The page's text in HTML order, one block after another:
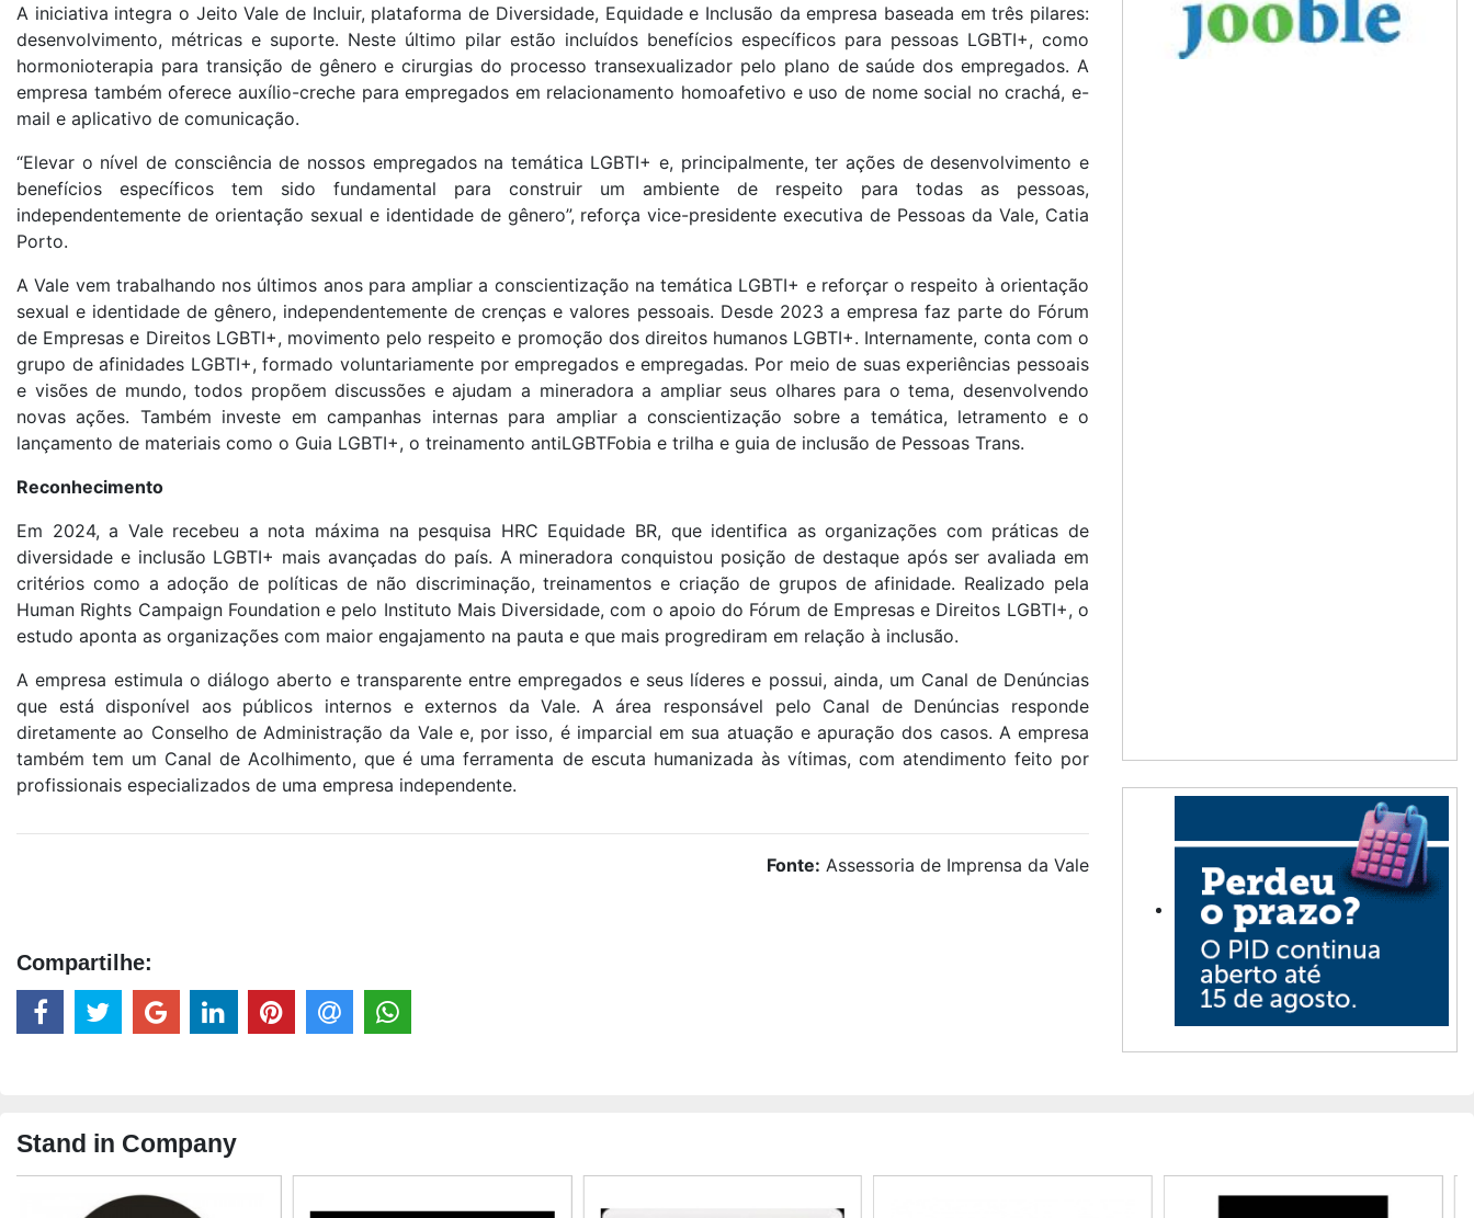
A iniciativa integra o Jeito Vale de Incluir, plataforma de Diversidade, Equidade e Inclusão da empresa baseada em três pilares:
desenvolvimento, métricas e suporte. Neste último pilar estão incluídos benefícios específicos para pessoas LGBTI+, como
hormonioterapia para transição de gênero e cirurgias do processo transexualizador pelo plano de saúde dos empregados. A
empresa também oferece auxílio-creche para empregados em relacionamento homoafetivo e uso de nome social no crachá, e-
mail e aplicativo de comunicação.
“Elevar o nível de consciência de nossos empregados na temática LGBTI+ e, principalmente, ter ações de desenvolvimento e
benefícios específicos tem sido fundamental para construir um ambiente de respeito para todas as pessoas,
independentemente de orientação sexual e identidade de gênero”, reforça vice-presidente executiva de Pessoas da Vale, Catia
Porto.
A Vale vem trabalhando nos últimos anos para ampliar a conscientização na temática LGBTI+ e reforçar o respeito à orientação
sexual e identidade de gênero, independentemente de crenças e valores pessoais. Desde 2023 a empresa faz parte do Fórum
de Empresas e Direitos LGBTI+, movimento pelo respeito e promoção dos direitos humanos LGBTI+. Internamente, conta com o
grupo de afinidades LGBTI+, formado voluntariamente por empregados e empregadas. Por meio de suas experiências pessoais
e visões de mundo, todos propõem discussões e ajudam a mineradora a ampliar seus olhares para o tema, desenvolvendo
novas ações. Também investe em campanhas internas para ampliar a conscientização sobre a temática, letramento e o
lançamento de materiais como o Guia LGBTI+, o treinamento antiLGBTFobia e trilha e guia de inclusão de Pessoas Trans.
Reconhecimento
Em 2024, a Vale recebeu a nota máxima na pesquisa HRC Equidade BR, que identifica as organizações com práticas de
diversidade e inclusão LGBTI+ mais avançadas do país. A mineradora conquistou posição de destaque após ser avaliada em
critérios como a adoção de políticas de não discriminação, treinamentos e criação de grupos de afinidade. Realizado pela
Human Rights Campaign Foundation e pelo Instituto Mais Diversidade, com o apoio do Fórum de Empresas e Direitos LGBTI+, o
estudo aponta as organizações com maior engajamento na pauta e que mais progrediram em relação à inclusão.
A empresa estimula o diálogo aberto e transparente entre empregados e seus líderes e possui, ainda, um Canal de Denúncias
que está disponível aos públicos internos e externos da Vale. A área responsável pelo Canal de Denúncias responde
diretamente ao Conselho de Administração da Vale e, por isso, é imparcial em sua atuação e apuração dos casos. A empresa
também tem um Canal de Acolhimento, que é uma ferramenta de escuta humanizada às vítimas, com atendimento feito por
profissionais especializados de uma empresa independente.
Fonte: Assessoria de Imprensa da Vale
Compartilhe:
Stand in Company